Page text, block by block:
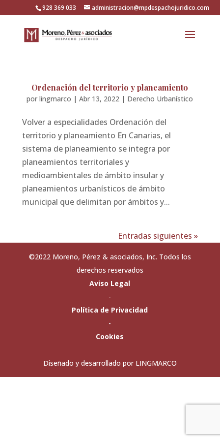
928 369 033 administracion@mpdespachojuridico.com
Ordenación del territorio y planeamiento
porlingmarco |Abr 13, 2022 | Derecho Urbanístico
Volver a especialidades Ordenación del
territorio y planeamiento En Canarias, el
sistema de planeamiento se integra por
planeamientos territoriales y
medioambientales de ámbito insular y
planeamientos urbanísticos de ámbito
municipal que delimitan por ámbitos y...
Entradas siguientes »
©2022 Moreno, Pérez & asociados, Inc. Todos los
derechos reservados
Aviso Legal
-
Política de Privacidad
-
Cookies
Diseñado y desarrollado por LINGMARCO